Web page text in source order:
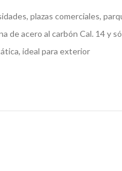
plazas comerciales,
de acero al carbón Cal. 14 y
ideal para exterior